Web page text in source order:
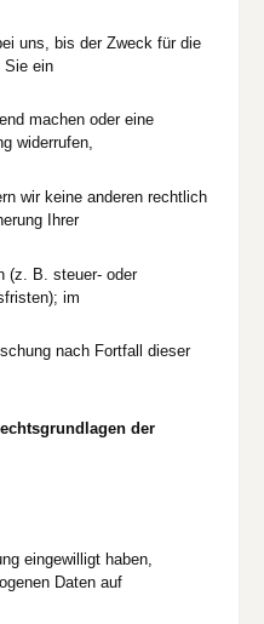
uns, bis der Zweck für die
Sie ein
machen oder eine
widerrufen,
wir keine anderen rechtlich
Ihrer
(z. B. steuer- oder
im
nach Fortfall dieser
der
eingewilligt haben,
Daten auf